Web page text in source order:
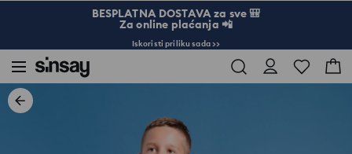
BESPLATNA DOSTAVA za sve 🎒
Za online plaćanja 📲
Iskoristi priliku sada >>